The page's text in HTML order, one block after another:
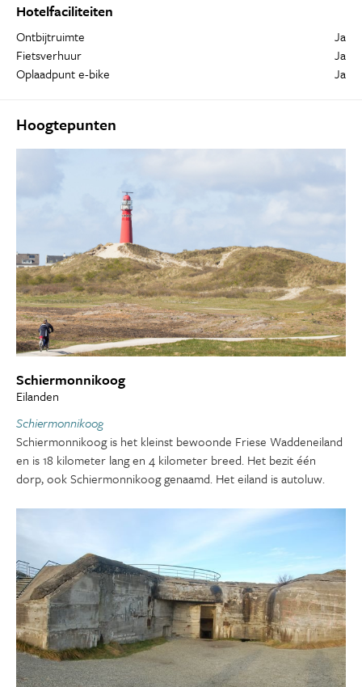
Hotelfaciliteiten
Ontbijtruimte
Ja
Fietsverhuur
Ja
Oplaadpunt e-bike
Ja
Hoogtepunten
Schiermonnikoog
Eilanden
Schiermonnikoog
Schiermonnikoog is het kleinst bewoonde Friese Waddeneiland
en is 18 kilometer lang en 4 kilometer breed. Het bezit één
dorp, ook Schiermonnikoog genaamd. Het eiland is autoluw.